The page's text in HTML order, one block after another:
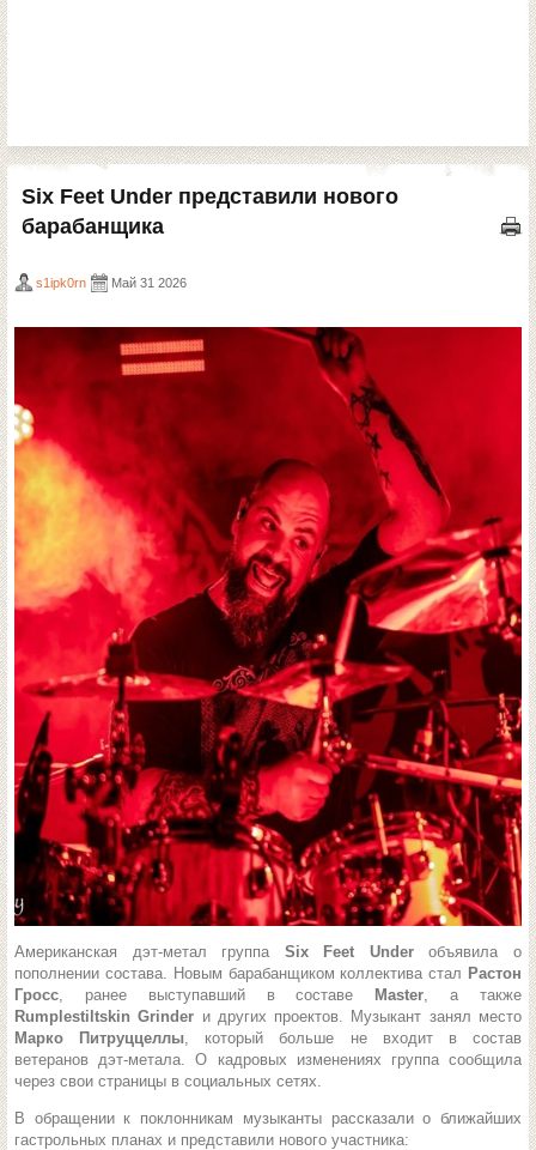
Six Feet Under представили нового
барабанщика
s1ipk0rn Май 31 2026
Американская дэт-метал группа Six Feet Underобъявила о
пополнении состава. Новым барабанщиком коллектива стал Растон
Гросс, ранее выступавший в составе Master, а также
Rumplestiltskin Grinder и других проектов. Музыкант занял место
Марко Питруццеллы, который больше не входит в состав
ветеранов дэт-метала. О кадровых изменениях группа сообщила
через свои страницы в социальных сетях.
В обращении к поклонникам музыканты рассказали о ближайших
гастрольных планах и представили нового участника: